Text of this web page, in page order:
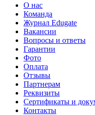
О нас
Команда
Журнал Edugate
Вакансии
Вопросы и ответы
Гарантии
Фото
Оплата
Отзывы
Партнерам
Реквизиты
Сертификаты и
Контакты